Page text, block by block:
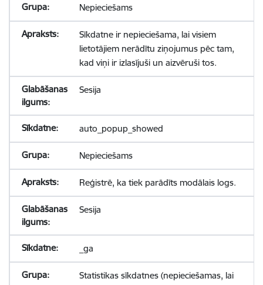
Nepieciešams
Sīkdatne ir nepieciešama, lai visiem
lietotājiem nerādītu ziņojumus pēc tam,
kad viņi ir izlasījuši un aizvēruši tos.
Sesija
auto_popup_showed
Nepieciešams
Reģistrē, ka tiek parādīts modālais logs.
Sesija
_ga
Statistikas sīkdatnes (nepieciešamas, lai